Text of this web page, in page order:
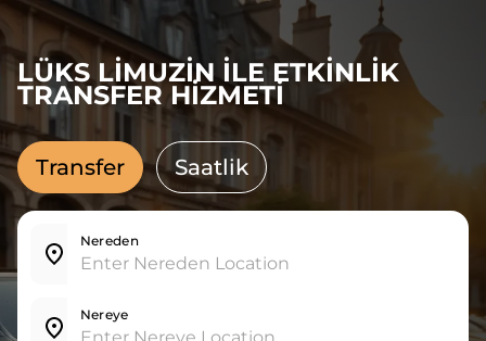
LÜKS LIMUZIN ILE ETKINLIK
TRANSFER HIZMETI
Transfer Saatlik
Nereden
Nereye